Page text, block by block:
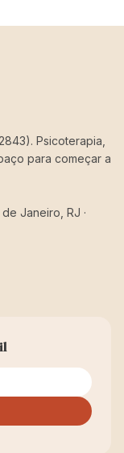
Psicoterapia,
para começar a
Janeiro, RJ ·